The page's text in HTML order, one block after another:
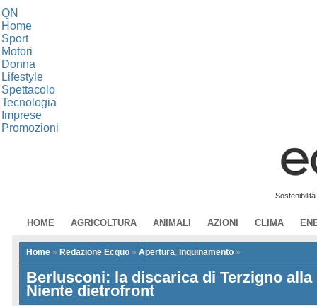
QN
Home
Sport
Motori
Donna
Lifestyle
Spettacolo
Tecnologia
Imprese
Promozioni
HOME AGRICOLTURA ANIMALI AZIONI CLIMA
Home » Redazione Ecquo » Apertura, Inquinamento »
Berlusconi: la discarica di Terzigno
Niente dietrofront